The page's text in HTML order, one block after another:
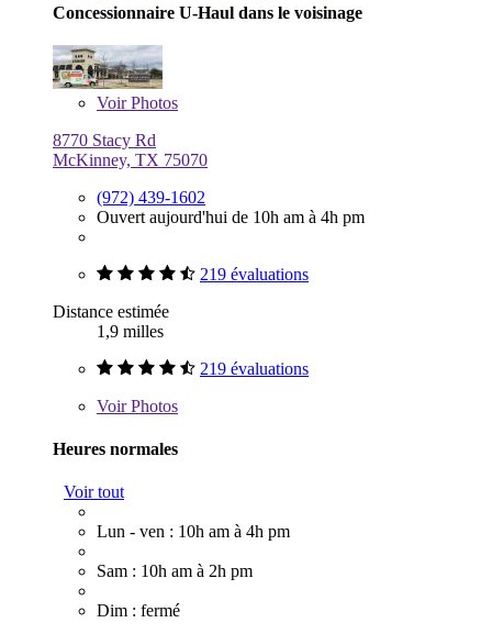
Concessionnaire U-Haul dans le voisinage
VoirPhotos
8770 Stacy Rd
McKinney, TX 75070
(972) 439-1602
Ouvert aujourd'hui de 10h am à 4h pm
219 évaluations
Distance estimée
1,9 milles
219 évaluations
VoirPhotos
Heures normales
Voir tout
Lun - ven : 10h am à 4h pm
Sam : 10h am à 2h pm
Dim : fermé